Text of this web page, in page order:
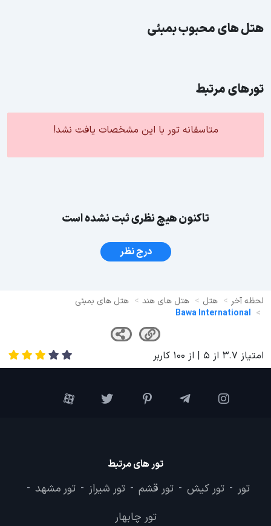
هتل های محبوب بمبئی
تورهای مرتبط
متاسفانه تور با این مشخصات یافت نشد!
تاکنون هیچ نظری ثبت نشده است
درج نظر
لحظه آخر هتل هتل های هند
هتل های بمبئی
Bawa International
امتیاز 3.7 از 5 | از 100 کاربر
تور های مرتبط
تور - تور کیش - تور قشم - تور شیراز - تور مشهد -
تور چابهار